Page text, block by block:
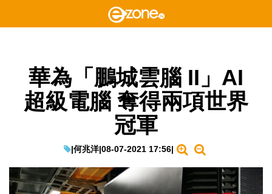
華為「鵬城雲腦 II」AI
超級電腦 奪得兩項世界
冠軍
|何兆洋|08-07-2021 17:56|